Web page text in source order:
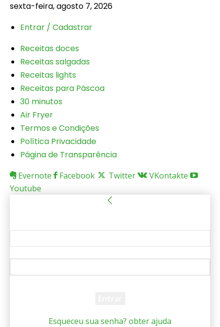
sexta-feira, agosto 7, 2026
Entrar / Cadastrar
Receitas doces
Receitas salgadas
Receitas lights
Receitas para Páscoa
30 minutos
Air Fryer
Termos e Condições
Política Privacidade
Página de Transparência
Evernote Facebook Twitter
VKontakte
Youtube
Esqueceu sua senha? obter ajuda